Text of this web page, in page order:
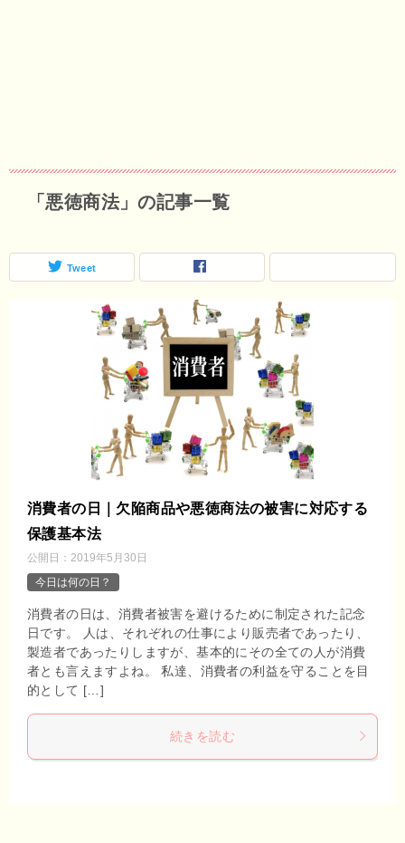
「悪徳商法」の記事一覧
Tweet
消費者の日｜欠陥商品や悪徳商法の被害に対応する
保護基本法
公開日： 2019年5月30日
今日は何の日？
消費者の日は、消費者被害を避けるために制定された記念
日です。 人は、それぞれの仕事により販売者であったり、
製造者であったりしますが、基本的にその全ての人が消費
者とも言えますよね。 私達、消費者の利益を守ることを目
的として […]
続きを読む